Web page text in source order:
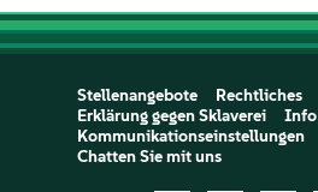
Stellenangebote
Rechtliches
Erklärung gegen Sklaverei
Info
Kommunikationseinstellungen
Chatten Sie mit uns